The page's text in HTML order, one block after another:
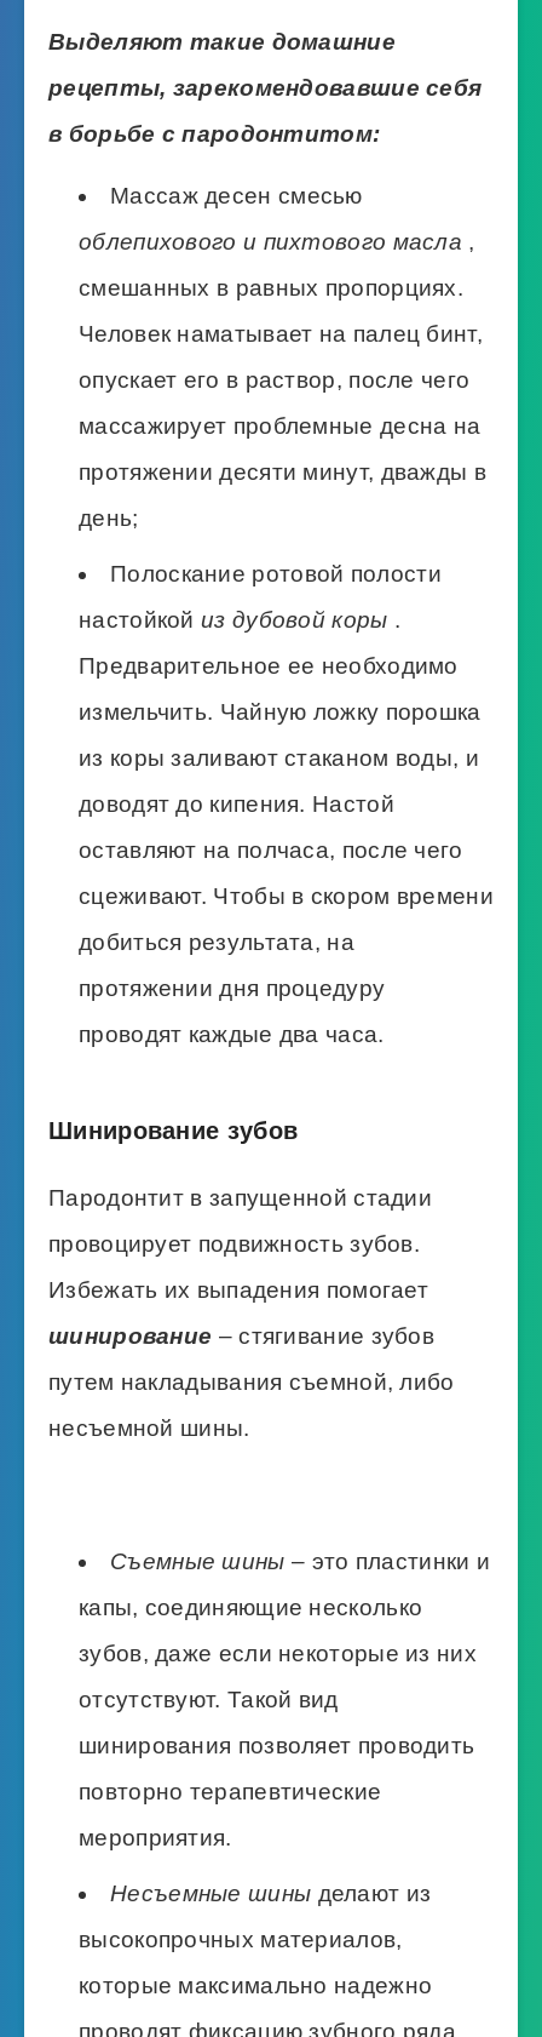
Выделяют такие домашние
рецепты, зарекомендовавшие себя
в борьбе с пародонтитом:
Массаж десен смесью
облепихового и пихтового масла ,
смешанных в равных пропорциях.
Человек наматывает на палец бинт,
опускает его в раствор, после чего
массажирует проблемные десна на
протяжении десяти минут, дважды в
день;
Полоскание ротовой полости
настойкойиз дубовой коры .
Предварительное ее необходимо
измельчить. Чайную ложку порошка
из коры заливают стаканом воды, и
доводят до кипения. Настой
оставляют на полчаса, после чего
сцеживают. Чтобы в скором времени
добиться результата, на
протяжении дня процедуру
проводят каждые два часа.
Шинирование зубов
Пародонтит в запущенной стадии
провоцирует подвижность зубов.
Избежать их выпадения помогает
шинирование – стягивание зубов
путем накладывания съемной, либо
несъемной шины.
Съемные шины – это пластинки и
капы, соединяющие несколько
зубов, даже если некоторые из них
отсутствуют. Такой вид
шинирования позволяет проводить
повторно терапевтические
мероприятия.
Несъемные шины делают из
высокопрочных материалов,
которые максимально надежно
проводят фиксацию зубного ряда.